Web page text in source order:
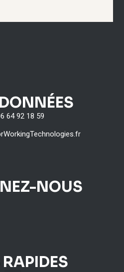
64 92 18 59
NOUS